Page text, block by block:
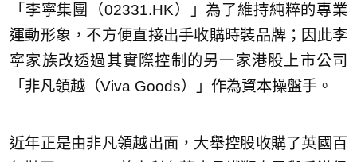
「李寧集團（02331.HK）」為了維持純粹的專業
運動形象，不方便直接出手收購時裝品牌；因此李
寧家族改透過其實際控制的另一家港股上市公司
「非凡領越（Viva Goods）」作為資本操盤手。
近年正是由非凡領越出面，大舉控股收購了英國百